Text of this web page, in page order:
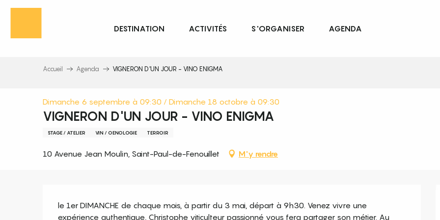
Aller
principal
DESTINATION ACTIVITÉS S'ORGANISER AGENDA
Accueil Agenda VIGNERON D'UN JOUR - VINO ENIGMA
Dimanche 6 septembre à 09:30 / Dimanche 18 octobre à 09:30
VIGNERON D'UN JOUR - VINO ENIGMA
STAGE / ATELIER VIN / OENOLOGIE TERROIR
10 Avenue Jean Moulin, Saint-Paul-de-Fenouillet M'y rendre
Description
le 1er DIMANCHE de chaque mois, à partir du 3 mai, départ à 9h30. Venez vivre une
expérience authentique, Christophe viticulteur passionné vous fera partager son métier. Au